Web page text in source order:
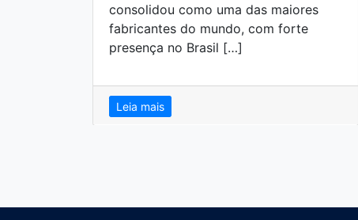
consolidou como uma das maiores
fabricantes do mundo, com forte
presença no Brasil […]
Leia mais